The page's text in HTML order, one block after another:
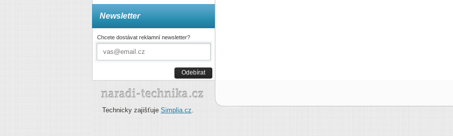
Newsletter
Chcete dostávat reklamní newsletter?
Odebírat
Technicky zajišťuje Simplia.cz.